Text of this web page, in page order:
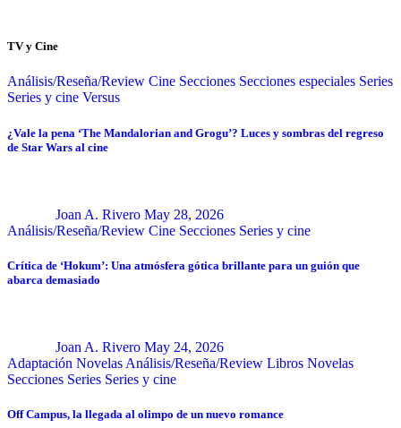
TV y Cine
Análisis/Reseña/Review Cine Secciones Secciones especiales Series
Series y cine Versus
¿Vale la pena ‘The Mandalorian and Grogu’? Luces y sombras del regreso
de Star Wars al cine
Joan A. Rivero May 28, 2026
Análisis/Reseña/Review Cine Secciones Series y cine
Crítica de ‘Hokum’: Una atmósfera gótica brillante para un guión que
abarca demasiado
Joan A. Rivero May 24, 2026
Adaptación Novelas Análisis/Reseña/Review Libros Novelas
Secciones Series Series y cine
Off Campus, la llegada al olimpo de un nuevo romance